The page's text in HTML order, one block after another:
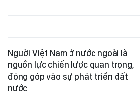
Người Việt Nam ở nước ngoài là
nguồn lực chiến lược quan trọng,
đóng góp vào sự phát triển đất
nước